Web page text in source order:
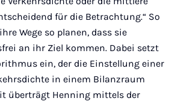
für die Betrachtung.“ So
Wege so planen, dass sie
an ihr Ziel kommen. Dabei setzt
ein, der die Einstellung einer
in einem Bilanzraum
überträgt Henning mittels der